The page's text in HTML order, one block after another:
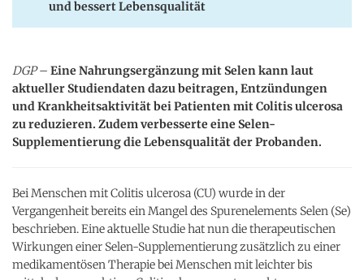
und bessert Lebensqualität
DGP– Eine Nahrungsergänzung mit Selen kann laut
aktueller Studiendaten dazu beitragen, Entzündungen
und Krankheitsaktivität bei Patienten mit Colitis ulcerosa
zu reduzieren. Zudem verbesserte eine Selen-
Supplementierung die Lebensqualität der Probanden.
Bei Menschen mit Colitis ulcerosa (CU) wurde in der
Vergangenheit bereits ein Mangel des Spurenelements Selen (Se)
beschrieben. Eine aktuelle Studie hat nun die therapeutischen
Wirkungen einer Selen-Supplementierung zusätzlich zu einer
medikamentösen Therapie bei Menschen mit leichter bis